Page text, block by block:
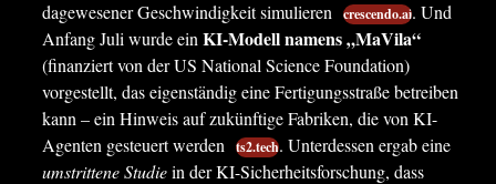
dagewesener Geschwindigkeit simulieren
crescendo.ai. Und
Anfang Juli wurde ein KI-Modell namens „MaVila“
(finanziert von der US National Science Foundation)
vorgestellt, das eigenständig eine Fertigungsstraße betreiben
kann – ein Hinweis auf zukünftige Fabriken, die von KI-
Agenten gesteuert werden
ts2.tech. Unterdessen ergab eine
umstrittene Studiein der KI-Sicherheitsforschung, dass